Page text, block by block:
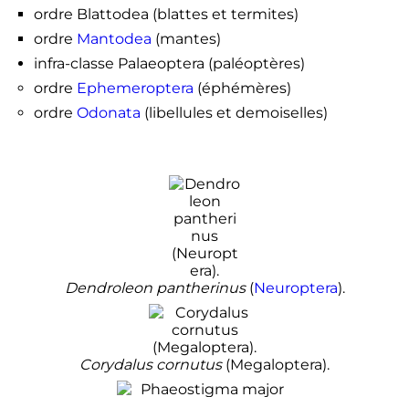
ordre Blattodea (blattes et termites)
ordre Mantodea (mantes)
infra-classe Palaeoptera (paléoptères)
ordre Ephemeroptera (éphémères)
ordre Odonata (libellules et demoiselles)
Dendroleon pantherinus(Neuroptera).
Corydalus cornutus(Megaloptera).